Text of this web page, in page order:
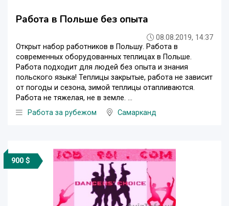
Работа в Польше без опыта
08.08.2019, 14:37
Открыт набор работников в Польшу. Работа в
современных оборудованных теплицах в Польше.
Работа подходит для людей без опыта и знания
польского языка! Теплицы закрытые, работа не зависит
от погоды и сезона, зимой теплицы отапливаются.
Работа не тяжелая, не в земле. ...
Работа за рубежом
Самарканд
900 $